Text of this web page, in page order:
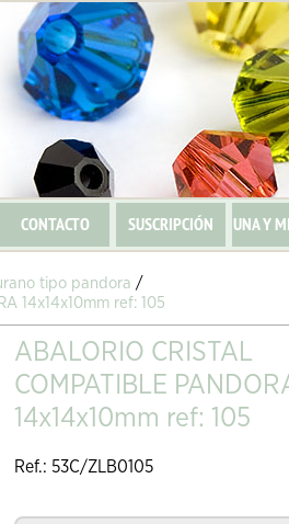
CONTACTO SUSCRIPCIÓN UNA Y
tipo pandora /
14x14x10mm ref: 105
ABALORIO CRISTAL
COMPATIBLE
14x14x10mm ref: 105
Ref.: 53C/ZLB0105